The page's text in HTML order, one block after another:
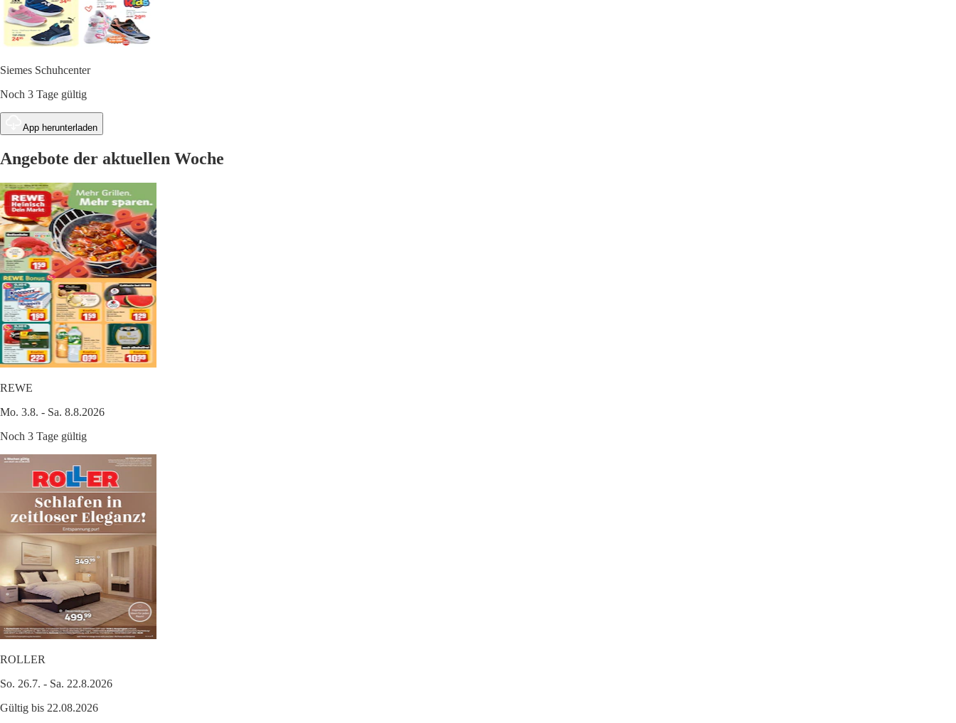
Siemes Schuhcenter
Noch 3 Tage gültig
App herunterladen
Angebote der aktuellen Woche
REWE
Mo. 3.8. - Sa. 8.8.2026
Noch 3 Tage gültig
ROLLER
So. 26.7. - Sa. 22.8.2026
Gültig bis 22.08.2026